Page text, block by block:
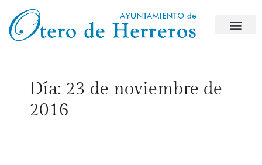
Día: 23 de noviembre de
2016